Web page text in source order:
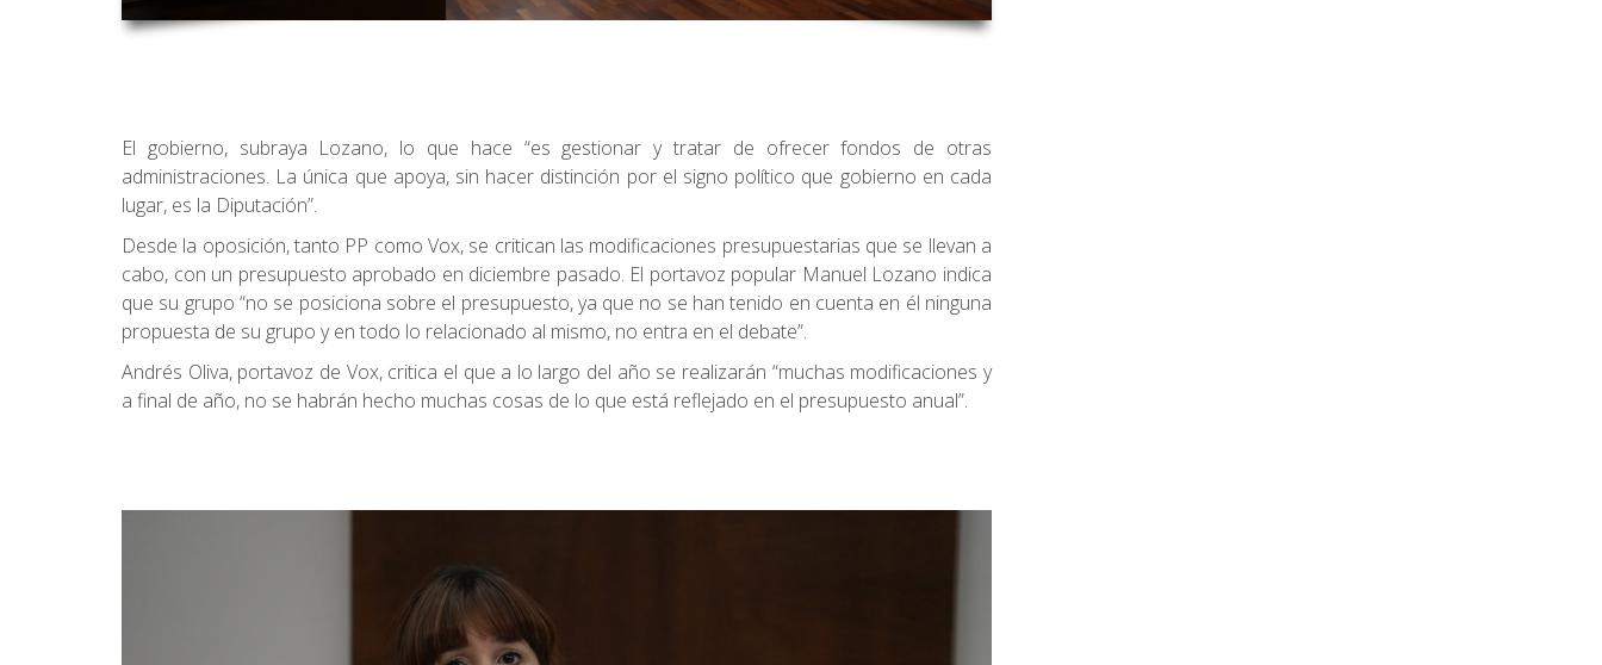
El gobierno, subraya Lozano, lo que hace “es gestionar y tratar de ofrecer fondos de otras
administraciones. La única que apoya, sin hacer distinción por el signo político que gobierno en cada
lugar, es la Diputación”.
Desde la oposición, tanto PP como Vox, se critican las modificaciones presupuestarias que se llevan a
cabo, con un presupuesto aprobado en diciembre pasado. El portavoz popular Manuel Lozano indica
que su grupo “no se posiciona sobre el presupuesto, ya que no se han tenido en cuenta en él ninguna
propuesta de su grupo y en todo lo relacionado al mismo, no entra en el debate”.
Andrés Oliva, portavoz de Vox, critica el que a lo largo del año se realizarán “muchas modificaciones y
a final de año, no se habrán hecho muchas cosas de lo que está reflejado en el presupuesto anual”.